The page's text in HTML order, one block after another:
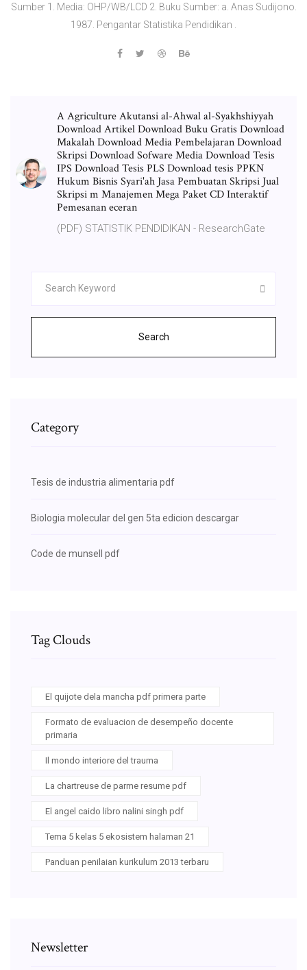
Sumber 1. Media: OHP/WB/LCD 2. Buku Sumber: a. Anas Sudijono.
1987. Pengantar Statistika Pendidikan .
A Agriculture Akutansi al-Ahwal al-Syakhshiyyah
Download Artikel Download Buku Gratis Download
Makalah Download Media Pembelajaran Download
Skripsi Download Sofware Media Download Tesis
IPS Download Tesis PLS Download tesis PPKN
Hukum Bisnis Syari'ah Jasa Pembuatan Skripsi Jual
Skripsi m Manajemen Mega Paket CD Interaktif
Pemesanan eceran
(PDF) STATISTIK PENDIDIKAN - ResearchGate
Search
Category
Tesis de industria alimentaria pdf
Biologia molecular del gen 5ta edicion descargar
Code de munsell pdf
Tag Clouds
El quijote dela mancha pdf primera parte
Formato de evaluacion de desempeño docente
primaria
Il mondo interiore del trauma
La chartreuse de parme resume pdf
El angel caido libro nalini singh pdf
Tema 5 kelas 5 ekosistem halaman 21
Panduan penilaian kurikulum 2013 terbaru
Newsletter